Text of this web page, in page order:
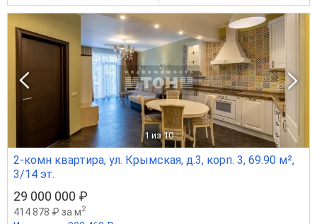
1 из 10
2-комн квартира, ул. Крымская, д.3, корп. 3, 69.90 м²,
3/14 эт.
29 000 000 ₽
414 878 ₽ за м2